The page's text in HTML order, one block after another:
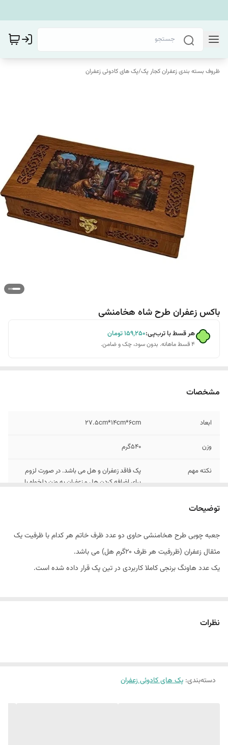
ظروف بسته بندی زعفران کجار پک/پک های کادوئی زعفران
باکس زعفران طرح شاه هخامنشی
هر قسط با ترب‌پی:۱۵۹٬۲۵۰تومان
۴ قسط ماهانه. بدون سود، چک و ضامن.
مشخصات
ابعاد 2۷.۵cm*1۴cm*۶cm
وزن ۵۴۰گرم
نکته مهم
پک فاقد زعفران و هل می باشد. در صورت لزوم
برای اضافه کردن هل و زعفران به وزن دلخواه با
توضیحات
جعبه چوبی طرح هخامنشی‌ حاوی دو عدد ظرف خاتم هر کدام با ظرفیت یک
مثقال زعفران (ظررفیت هر ظرف ۲۰گرم هل) می باشد.
یک عدد هاونگ برنجی کاملا کاربردی در تین پک قرار داده شده است.
نظرات
دسته‌بندی: پک های کادوئی زعفران